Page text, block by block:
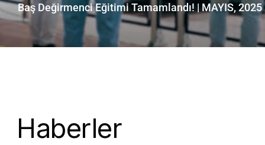
Baş Değirmenci Eğitimi Tamamlandı! | MAYIS, 2025
Haberler